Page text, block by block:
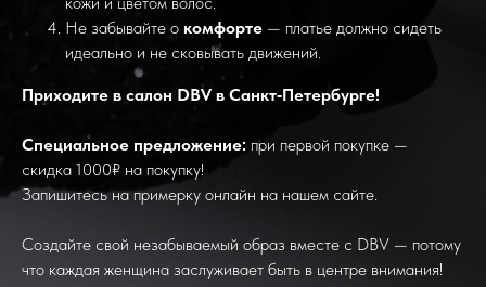
Не забывайте о комфорте — платье должно сидеть
идеально и не сковывать движений.
Приходите в салон DBV в Санкт‑Петербурге!
Специальное предложение: при первой покупке —
скидка 1000₽ на покупку!
Запишитесь на примерку онлайн на нашем сайте.
Создайте свой незабываемый образ вместе с DBV — потому
что каждая женщина заслуживает быть в центре внимания!